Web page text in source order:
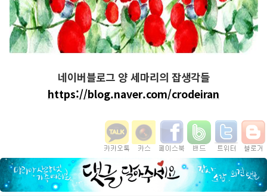
네이버블로그 양 세마리의 잡생각들
https://blog.naver.com/crodeiran